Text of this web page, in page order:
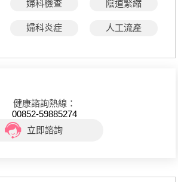
婦科檢查 陰道緊縮
婦科炎症 人工流產
健康諮詢熱線：
00852-59885274
立即諮詢